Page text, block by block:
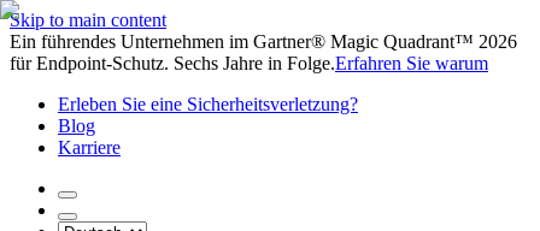
Skip to main content
Ein führendes Unternehmen im Gartner® Magic Quadrant™ 2026
für Endpoint-Schutz. Sechs Jahre in Folge.Erfahren Sie warum
Erleben Sie eine Sicherheitsverletzung?
Blog
Karriere